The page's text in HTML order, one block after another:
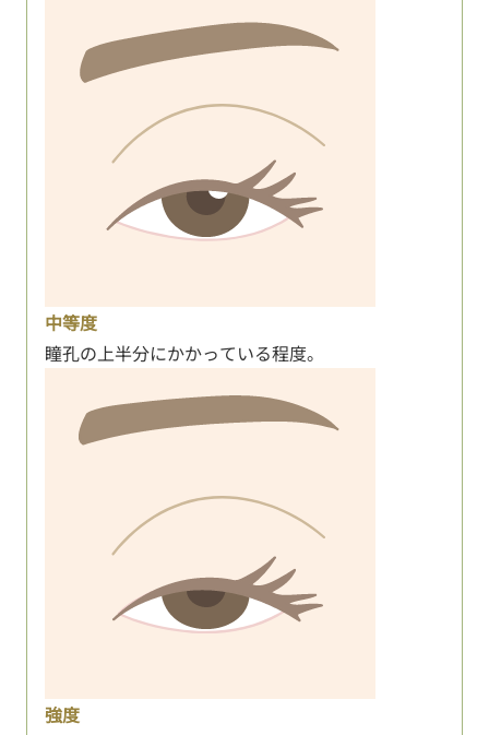
中等度
瞳孔の上半分にかかっている程度。
強度